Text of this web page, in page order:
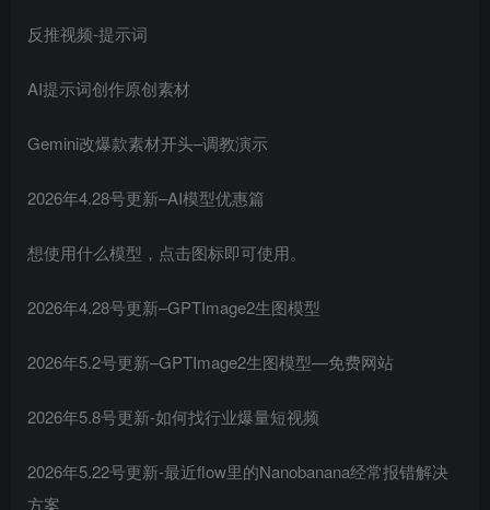
反推视频-提示词
AI提示词创作原创素材
Gemini改爆款素材开头–调教演示
2026年4.28号更新–AI模型优惠篇
想使用什么模型，点击图标即可使用。
2026年4.28号更新–GPTImage2生图模型
2026年5.2号更新–GPTImage2生图模型—免费网站
2026年5.8号更新-如何找行业爆量短视频
2026年5.22号更新-最近flow里的Nanobanana经常报错解决
方案